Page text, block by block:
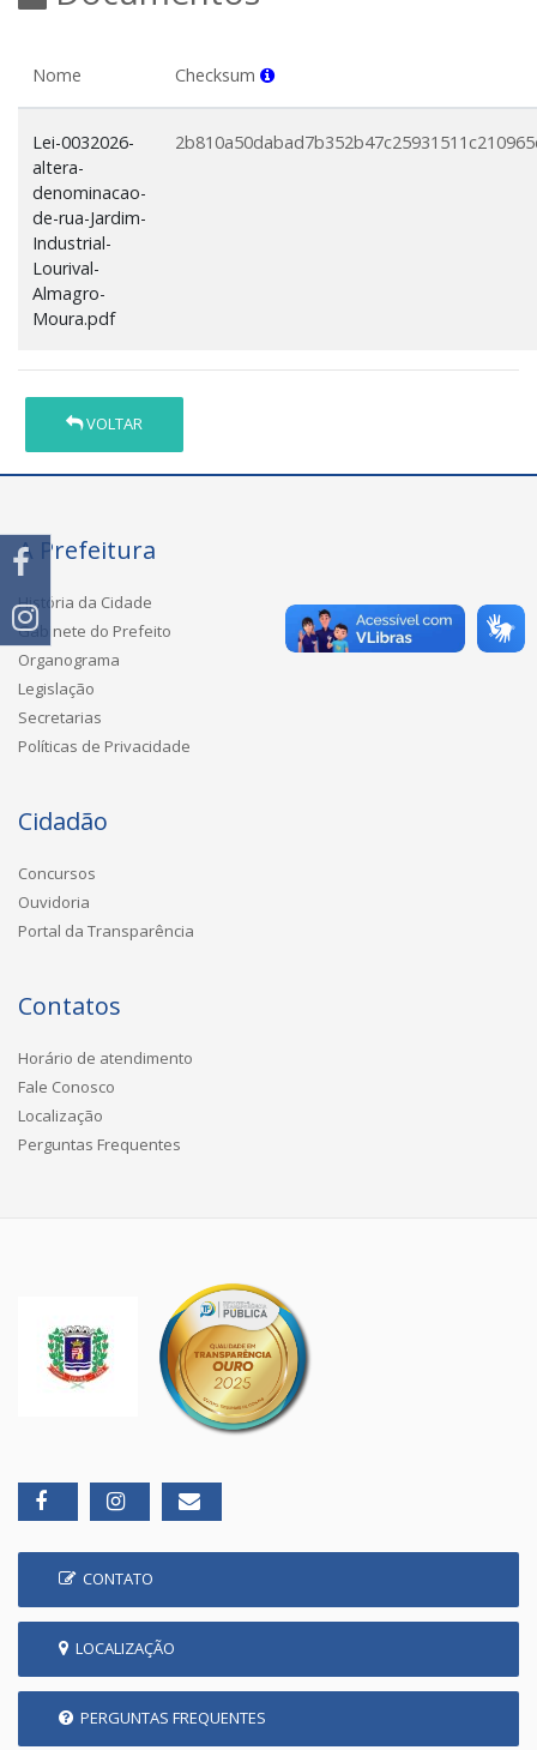
Nome Checksum
Lei-0032026-
altera-
denominacao-
de-rua-Jardim-
Industrial-
Lourival-
Almagro-
Moura.pdf
VOLTAR
A Prefeitura
História da Cidade
Gabinete do Prefeito
Organograma
Legislação
Secretarias
Políticas de Privacidade
Cidadão
Concursos
Ouvidoria
Portal da Transparência
Contatos
Horário de atendimento
Fale Conosco
Localização
Perguntas Frequentes
CONTATO
LOCALIZAÇÃO
PERGUNTAS FREQUENTES